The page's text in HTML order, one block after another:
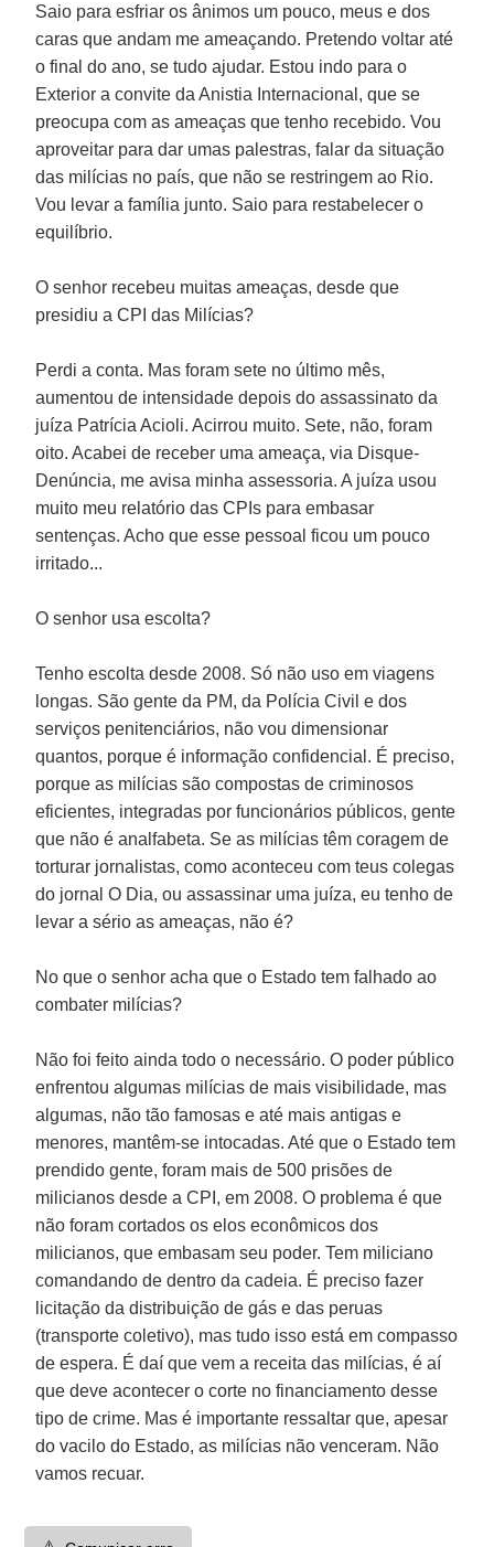
Saio para esfriar os ânimos um pouco, meus e dos
caras que andam me ameaçando. Pretendo voltar até
o final do ano, se tudo ajudar. Estou indo para o
Exterior a convite da Anistia Internacional, que se
preocupa com as ameaças que tenho recebido. Vou
aproveitar para dar umas palestras, falar da situação
das milícias no país, que não se restringem ao Rio.
Vou levar a família junto. Saio para restabelecer o
equilíbrio.
O senhor recebeu muitas ameaças, desde que
presidiu a CPI das Milícias?
Perdi a conta. Mas foram sete no último mês,
aumentou de intensidade depois do assassinato da
juíza Patrícia Acioli. Acirrou muito. Sete, não, foram
oito. Acabei de receber uma ameaça, via Disque-
Denúncia, me avisa minha assessoria. A juíza usou
muito meu relatório das CPIs para embasar
sentenças. Acho que esse pessoal ficou um pouco
irritado...
O senhor usa escolta?
Tenho escolta desde 2008. Só não uso em viagens
longas. São gente da PM, da Polícia Civil e dos
serviços penitenciários, não vou dimensionar
quantos, porque é informação confidencial. É preciso,
porque as milícias são compostas de criminosos
eficientes, integradas por funcionários públicos, gente
que não é analfabeta. Se as milícias têm coragem de
torturar jornalistas, como aconteceu com teus colegas
do jornalO Dia, ou assassinar uma juíza, eu tenho de
levar a sério as ameaças, não é?
No que o senhor acha que o Estado tem falhado ao
combater milícias?
Não foi feito ainda todo o necessário. O poder público
enfrentou algumas milícias de mais visibilidade, mas
algumas, não tão famosas e até mais antigas e
menores, mantêm-se intocadas. Até que o Estado tem
prendido gente, foram mais de 500 prisões de
milicianos desde a CPI, em 2008. O problema é que
não foram cortados os elos econômicos dos
milicianos, que embasam seu poder. Tem miliciano
comandando de dentro da cadeia. É preciso fazer
licitação da distribuição de gás e das peruas
(transporte coletivo), mas tudo isso está em compasso
de espera. É daí que vem a receita das milícias, é aí
que deve acontecer o corte no financiamento desse
tipo de crime. Mas é importante ressaltar que, apesar
do vacilo do Estado, as milícias não venceram. Não
vamos recuar.